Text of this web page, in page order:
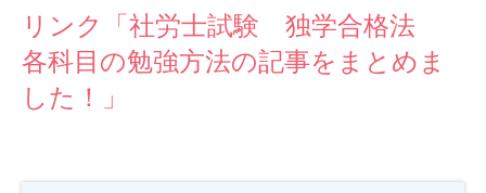
リンク「社労士試験 独学合格法
各科目の勉強方法の記事をまとめま
した！」